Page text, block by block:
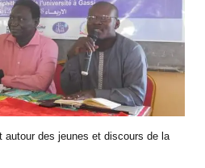
autour des jeunes et discours de la